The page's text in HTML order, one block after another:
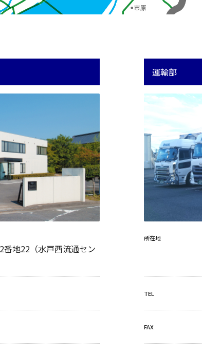
地22（水戸西流通セン
運輸部
所在地
TEL
FAX